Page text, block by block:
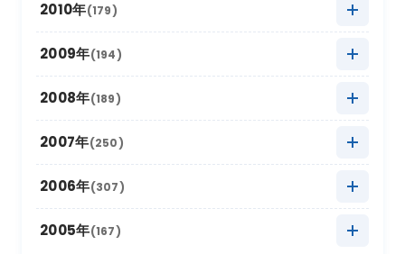
2019年2月 (6)
2018年3月 (11)
2018年2月 (10)
2017年5月 (15)
2017年4月
2017年3月 (11)
2017年2月 (4)
2016年6月 (7)
2016年5月 (16)
2016年4月
2016年3月 (10)
2016年2月 (6)
2015年7月 (14)
2015年6月 (9)
2015年5月 (17)
2015年4月
2015年3月 (12)
2015年2月 (7)
2014年7月 (8)
2014年6月 (8)
2014年5月 (12)
2014年4月
2014年3月 (9)
2013年9月 (17)
2013年7月 (19)
2013年6月 (12)
2013年5月 (16)
2013年4月
2012年10月 (17)
2012年9月 (18)
2012年7月 (17)
2012年6月 (17)
2012年5月 (16)
2011年12月 (14)
2011年11月
2011年10月 (22)
2011年9月 (17)
2011年7月 (21)
2011年6月 (9)
2010年(179)
2010年12月 (15)
2010年11月
2010年10月 (13)
2010年9月 (19)
2010年7月 (12)
2009年(194)
2009年12月 (15)
2009年11月
2009年10月 (13)
2009年9月 (22)
2008年(189)
2008年12月 (10)
2008年11月
2008年10月 (16)
2007年(250)
2007年12月 (17)
2007年11月
2006年(307)
2006年12月 (30)
2005年(167)